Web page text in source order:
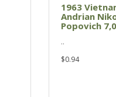
1963
Andrian
Popovich
..
$0.94